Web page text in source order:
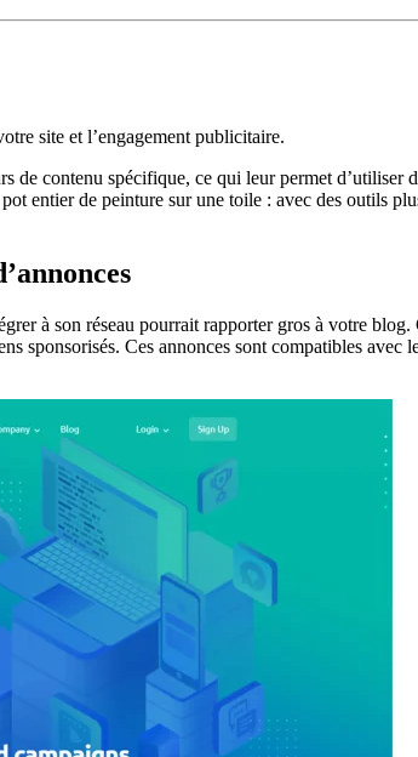
site et l’engagement publicitaire.
de contenu spécifique, ce qui leur permet d’utiliser
entier de peinture sur une toile : avec des outils
à son réseau pourrait rapporter gros à votre blog.
sponsorisés. Ces annonces sont compatibles